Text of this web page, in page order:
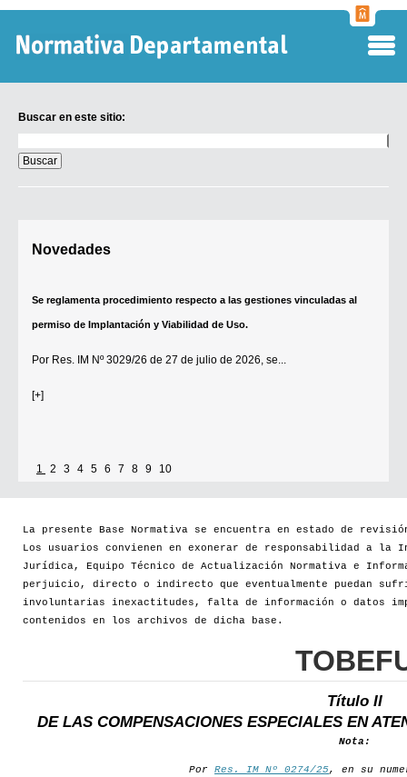
Buscar en este sitio:
en
este
sitio:
Novedades
Se reglamenta procedimiento respecto a las gestiones vinculadas al
permiso de Implantación y Viabilidad de Uso.
Por Res. IM Nº 3029/26 de 27 de julio de 2026, se...
[+]
1 2 3 4 5 6 7 8 9 10
La presente Base Normativa se encuentra en estado de
Los usuarios convienen en exonerar de responsabilidad a la
Jurídica, Equipo Técnico de Actualización Normativa e
perjuicio, directo o indirecto que eventualmente puedan
involuntarias inexactitudes, falta de información o datos
contenidos en los archivos de dicha base.
Título II
DE LAS COMPENSACIONES ESPECIALES EN
Nota:
Por Res. IM Nº 0274/25, en su